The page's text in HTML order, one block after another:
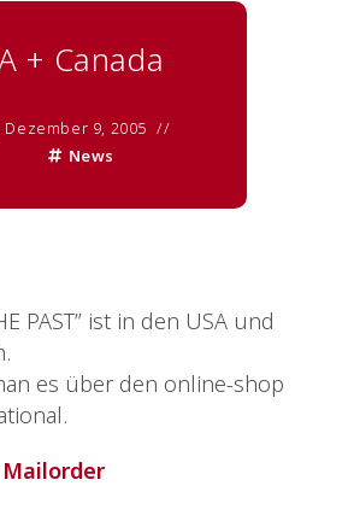
+ Canada
Dezember 9, 2005
News
PAST” ist in den USA und
es über den online-shop
Mailorder